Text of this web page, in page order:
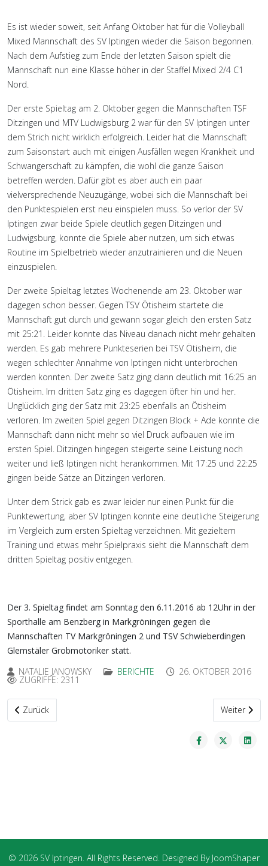
Es ist wieder soweit, seit Anfang Oktober hat für die Volleyball
Mixed Mannschaft des SV Iptingen wieder die Saison begonnen.
Nach dem Aufstieg zum Ende der letzten Saison spielt die
Mannschaft nun eine Klasse höher in der Staffel Mixed 2/4 C1
Nord.
Der erste Spieltag am 2. Oktober gegen die Mannschaften TSF
Ditzingen und MTV Ludwigsburg 2 war für den SV Iptingen unter
dem Strich nicht wirklich erfolgreich. Leider hat die Mannschaft
zum Saisonstart auch mit einigen Ausfällen wegen Krankheit und
Schwangerschaft zu kämpfen, die wohl die ganze Saison
betreffen werden. Dafür gibt es aber auch ein paar
vielversprechende Neuzugänge, wobei sich die Mannschaft bei
den Punktespielen erst neu einspielen muss. So verlor der SV
Iptingen zwar beide Spiele deutlich gegen Ditzingen und
Ludwigsburg, konnte die Spiele aber nutzen, um sich etwas
Routine im Spielbetrieb wieder anzutrainieren und die Neuen
einzuspielen.
Der zweite Spieltag letztes Wochenende am 23. Oktober war
dagegen schon besser. Gegen TSV Ötisheim startete die
Mannschaft gut durch und gewann sogar gleich den ersten Satz
mit 25:21. Leider konnte das Niveau danach nicht mehr gehalten
werden. Es gab mehrere Punkteserien bei TSV Ötisheim, die
wegen schlechter Annahme von Iptingen nicht unterbrochen
werden konnten. Der zweite Satz ging dann deutlich mit 16:25 an
Ötisheim. Im dritten Satz ging es dagegen öfter hin und her.
Unglücklich ging der Satz mit 23:25 ebenfalls an Ötisheim
verloren. Im zweiten Spiel gegen Ditzingen Block + Ade konnte die
Mannschaft dann nicht mehr so viel Druck aufbauen wie im
ersten Spiel. Ditzingen hingegen steigerte seine Leistung noch
weiter und ließ Iptingen nicht herankommen. Mit 17:25 und 22:25
gingen beide Sätze an Ditzingen verloren.
Unter dem Strick gab es zwar leider nur einen Punkt für die
Punktewertung, aber SV Iptingen konnte eine deutliche Steigerung
im Vergleich zum ersten Spieltag verzeichnen. Mit gezieltem
Training und etwas mehr Spielpraxis sieht die Mannschaft dem
dritten Spieltag positiv entgegen.
Der 3. Spieltag findet am Sonntag den 6.11.2016 ab 12Uhr in der
Sporthalle am Benzberg in Markgröningen gegen die
Mannschaften TV Markgröningen 2 und TSV Schwieberdingen
Glemstäler Grobmotoriker statt.
NATALIE JANOWSKY
BERICHTE 26. OKTOBER 2016
ZUGRIFFE: 2311
Vorheriger Beitrag: Volleyball News
Zurück Nächster
Weiter
© 2026 SV Iptingen. All Rights Reserved. Designed By JoomShaper